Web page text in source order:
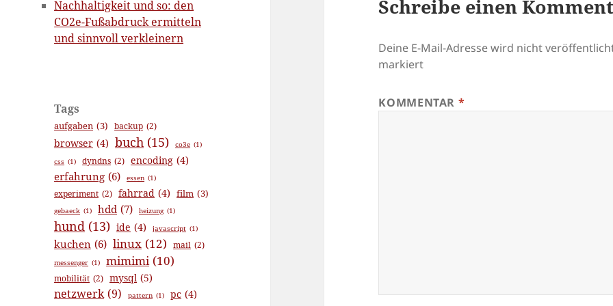
Nachhaltigkeit und so: den
CO2e-Fußabdruck ermitteln
und sinnvoll verkleinern
Tags
aufgaben (3) backup (2)
browser (4) buch (15) co3e (1)
css (1) dyndns (2) encoding (4)
erfahrung (6) essen (1)
experiment (2) fahrrad (4) film (3)
gebaeck (1) hdd (7) heizung (1)
hund (13) ide (4) javascript (1)
kuchen (6) linux (12) mail (2)
messenger (1) mimimi (10)
mobilität (2) mysql (5)
netzwerk (9) pattern (1) pc (4)
Schreibe einen
Deine E-Mail-Adresse wird nicht
markiert
KOMMENTAR *